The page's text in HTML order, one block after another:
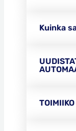
Kuinka